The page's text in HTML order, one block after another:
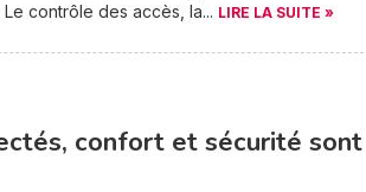
contrôle des accès, la... LIRE LA SUITE »
confort et sécurité sont